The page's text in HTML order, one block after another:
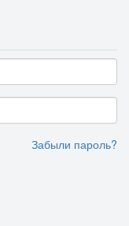
Забыли пароль?